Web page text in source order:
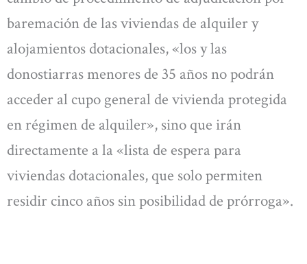
baremación de las viviendas de alquiler y
alojamientos dotacionales, «los y las
donostiarras menores de 35 años no podrán
acceder al cupo general de vivienda protegida
en régimen de alquiler», sino que irán
directamente a la «lista de espera para
viviendas dotacionales, que solo permiten
residir cinco años sin posibilidad de prórroga».